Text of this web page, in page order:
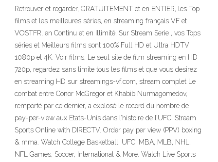
Retrouver et regarder, GRATUITEMENT et en ENTIER, les Top
films et les meilleures séries, en streaming français VF et
VOSTFR, en Continu et en Illimité. Sur Stream Serie , vos Tops
séries et Meilleurs films sont 100% Full HD et Ultra HDTV
1080p et 4K. Voir films, Le seul site de film streaming en HD
720p, regardez sans limite tous les films et que vous desirez
en streaming HD sur streamings-vf.com, stream complet Le
combat entre Conor McGregor et Khabib Nurmagomedov,
remporté par ce dernier, a explosé le record du nombre de
pay-per-view aux Etats-Unis dans l’histoire de l’UFC. Stream
Sports Online with DIRECTV. Order pay per view (PPV) boxing
& mma. Watch College Basketball, UFC, MBA, MLB, NHL,
NFL Games, Soccer, International & More. Watch Live Sports